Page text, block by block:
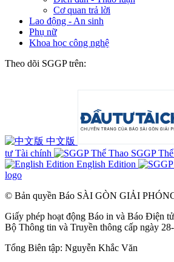
Cơ quan trả lời
Lao động - An sinh
Phụ nữ
Khoa học công nghệ
Theo dõi SGGP trên:
中文版
tư Tài chính
SGGP
English Edition
logo
© Bản quyền Báo SÀI GÒN GIẢI
Giấy phép hoạt động Báo in và Báo Điện
Bộ Thông tin và Truyền thông cấp ngày
Tổng Biên tập: Nguyễn Khắc Văn